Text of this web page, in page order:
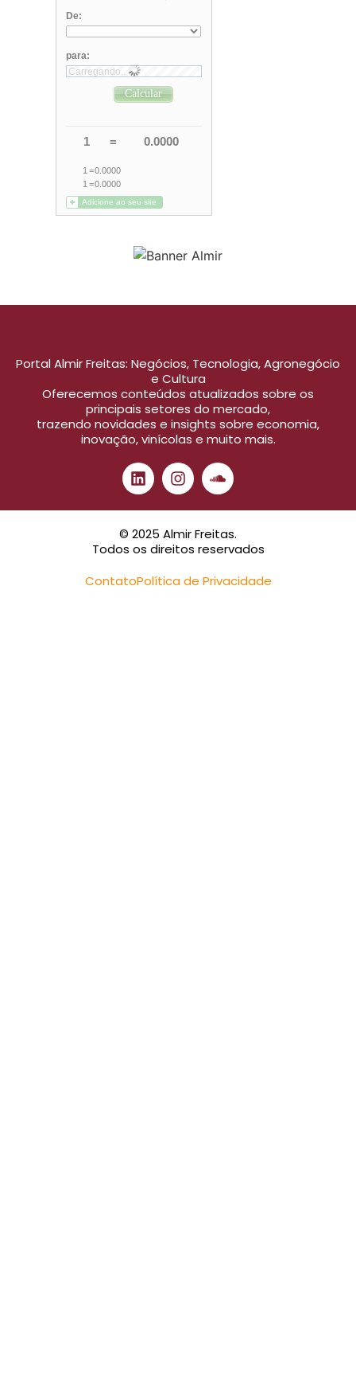
Portal Almir Freitas: Negócios, Tecnologia, Agronegócio
e Cultura
Oferecemos conteúdos atualizados sobre os
principais setores do mercado,
trazendo novidades e insights sobre economia,
inovação, vinícolas e muito mais.
© 2025 Almir Freitas.
Todos os direitos reservados
ContatoPolítica de Privacidade